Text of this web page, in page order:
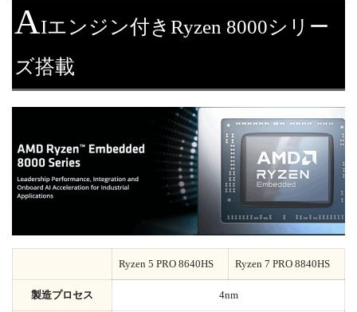
AIエンジン付きRyzen 8000シリー
ズ搭載
Ryzen 5 PRO 8640HS Ryzen 7 PRO 8840HS
製造プロセス 4nm